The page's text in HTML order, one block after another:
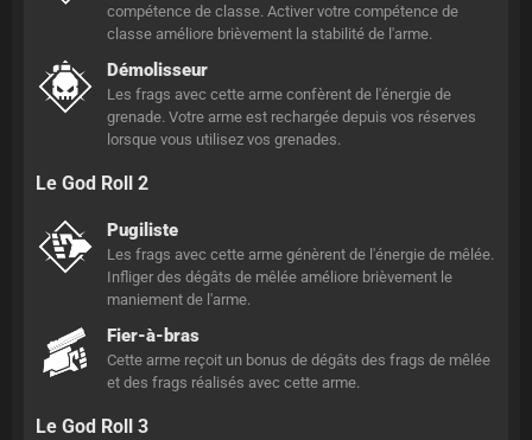
compétence de classe. Activer votre compétence de
classe améliore brièvement la stabilité de l'arme.
Démolisseur
Les frags avec cette arme confèrent de l'énergie de
grenade. Votre arme est rechargée depuis vos réserves
lorsque vous utilisez vos grenades.
Le God Roll 2
Pugiliste
Les frags avec cette arme génèrent de l'énergie de mêlée.
Infliger des dégâts de mêlée améliore brièvement le
maniement de l'arme.
Fier-à-bras
Cette arme reçoit un bonus de dégâts des frags de mêlée
et des frags réalisés avec cette arme.
Le God Roll 3